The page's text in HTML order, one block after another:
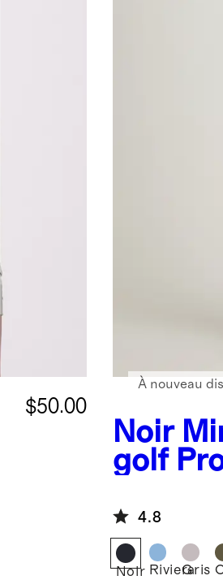
$50.00
Noir
golf
À nouveau
4.8
Noir RivieraGris